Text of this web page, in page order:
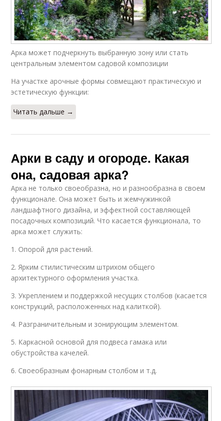
Арка может подчеркнуть выбранную зону или стать
центральным элементом садовой композиции
На участке арочные формы совмещают практическую и
эстетическую функции:
Читать дальше →
Арки в саду и огороде. Какая
она, садовая арка?
Арка не только своеобразна, но и разнообразна в своем
функционале. Она может быть и жемчужинкой
ландшафтного дизайна, и эффектной составляющей
посадочных композиций. Что касается функционала, то
арка может служить:
1. Опорой для растений.
2. Ярким стилистическим штрихом общего
архитектурного оформления участка.
3. Укреплением и поддержкой несущих столбов (касается
конструкций, расположенных над калиткой).
4. Разграничительным и зонирующим элементом.
5. Каркасной основой для подвеса гамака или
обустройства качелей.
6. Своеобразным фонарным столбом и т.д.